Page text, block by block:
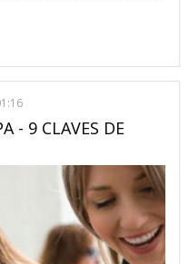
para la conservación del
- 9 CLAVES DE